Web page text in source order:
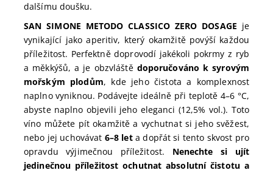
dalšímu doušku.
SAN SIMONE METODO CLASSICO ZERO DOSAGE je
vynikající jako aperitiv, který okamžitě povýší každou
příležitost. Perfektně doprovodí jakékoli pokrmy z ryb
a měkkýšů, a je obzvláště doporučováno k syrovým
mořským plodům, kde jeho čistota a komplexnost
naplno vyniknou. Podávejte ideálně při teplotě 4–6 °C,
abyste naplno objevili jeho eleganci (12,5% vol.). Toto
víno můžete pít okamžitě a vychutnat si jeho svěžest,
nebo jej uchovávat 6–8 leta dopřát si tento skvost pro
opravdu výjimečnou příležitost. Nenechte si ujít
jedinečnou příležitost ochutnat absolutní čistotu a